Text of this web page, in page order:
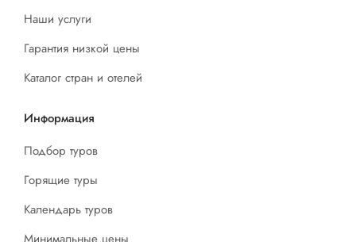
Наши услуги
Гарантия низкой цены
Каталог стран и отелей
Информация
Подбор туров
Горящие туры
Календарь туров